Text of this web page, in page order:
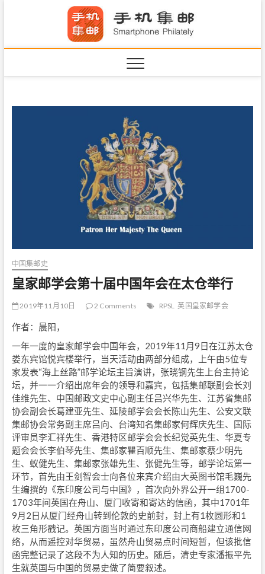
p
中国集邮史
皇家邮学会第十届中国年会在太仓举行
2019年11月10日 2 Comments RPSL 英国皇家邮学会
作者：晨阳，
一年一度的皇家邮学会中国年会，2019年11月9日在江苏太仓
娄东宾馆悦宾楼举行，当天活动由两部分组成，上午由5位专
家发表“海上丝路”邮学论坛主旨演讲，张晓钢先生上台主持论
坛，并一一介绍出席年会的领导和嘉宾，包括集邮联副会长刘
佳维先生、中国邮政文史中心副主任吕兴华先生、江苏省集邮
协会副会长葛建亚先生、延陵邮学会会长陈山先生、公安文联
集邮协会常务副主席吕向、台湾知名集邮家何辉庆先生、国际
评审员李汇祥先生、香港特区邮学会会长纪觉英先生、华夏专
题会会长李伯琴先生、集邮家瞿百顺先生、集邮家蔡少明先
生、蚁健先生、集邮家张雄先生、张健先生等，邮学论坛第一
环节，首先由王剑智会士向各位来宾介绍由大英图书馆毛巍先
生编撰的《东印度公司与中国》，首次向外界公开一组1700-
1703年间英国在舟山、厦门收寄和寄达的信函，其中1701年
9月2日从厦门经舟山转到伦敦的史前封，封上有1枚圆形和1
枚三角形戳记。英国方面当时通过东印度公司商船建立通信网
络，从而遥控对华贸易，虽然舟山贸易点时间短暂，但该批信
函完整记录了这段不为人知的历史。随后，清史专家潘振平先
生就英国与中国的贸易史做了简要叙述。